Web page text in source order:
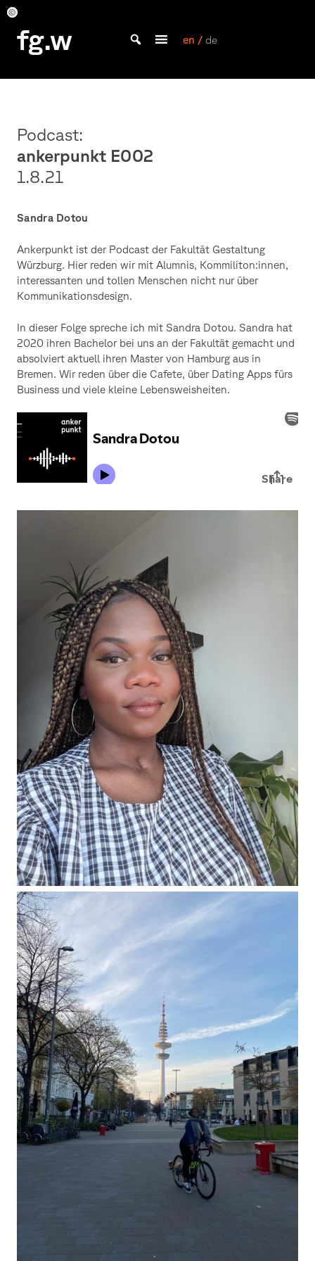
Skip
content
fg.w
Bachelor Kommunikationsdesign und Master Design & Information studieren
en / de
Podcast:
ankerpunkt E002
1.8.21
Sandra Dotou
Ankerpunkt ist der Podcast der Fakultät Gestaltung
Würzburg. Hier reden wir mit Alumnis, Kommiliton:innen,
interessanten und tollen Menschen nicht nur über
Kommunikationsdesign.
In dieser Folge spreche ich mit Sandra Dotou. Sandra hat
2020 ihren Bachelor bei uns an der Fakultät gemacht und
absolviert aktuell ihren Master von Hamburg aus in
Bremen. Wir reden über die Cafete, über Dating Apps fürs
Business und viele kleine Lebensweisheiten.
Dotou
Dotou
Dotou
Dotou
Dotou
Dotou
Dotou
Dotou